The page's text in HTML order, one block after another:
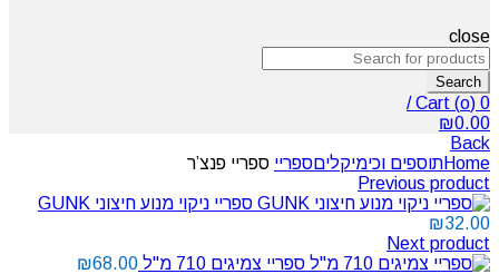
close
Search
Cart (o) 0
/
₪0.00
Back
Homeתוספים וכימיקליםספריי ספריי פנצ’ר
Previous product
ספריי ניקוי מנוע חיצוני GUNK
₪32.00
Next product
ספריי צמיגים 710 מ"ל
₪68.00